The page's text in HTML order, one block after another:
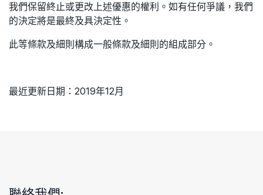
我們保留終止或更改上述優惠的權利。如有任何爭議，我們
的決定將是最終及具決定性。
此等條款及細則構成一般條款及細則的組成部分。
最近更新日期：2019年12月